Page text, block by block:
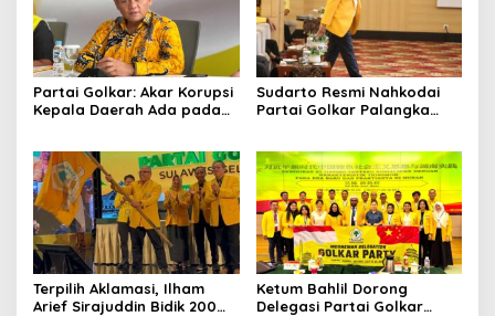
Partai Golkar: Akar Korupsi
Kepala Daerah Ada pada
Sudarto Resmi Nahkodai
Partai Golkar Palangka
Dipercaya Rakyat
Terpilih Aklamasi, Ilham
Arief Sirajuddin Bidik 200
Ketum Bahlil Dorong
Delegasi Partai Golkar